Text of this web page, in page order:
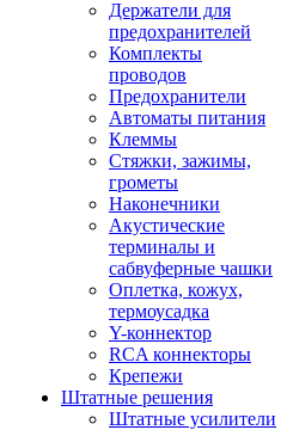
Держатели для
предохранителей
Комплекты
проводов
Предохранители
Автоматы питания
Клеммы
Стяжки, зажимы,
грометы
Наконечники
Акустические
терминалы и
сабвуферные чашки
Оплетка, кожух,
термоусадка
Y-коннектор
RCA коннекторы
Крепежи
Штатные решения
Штатные усилители